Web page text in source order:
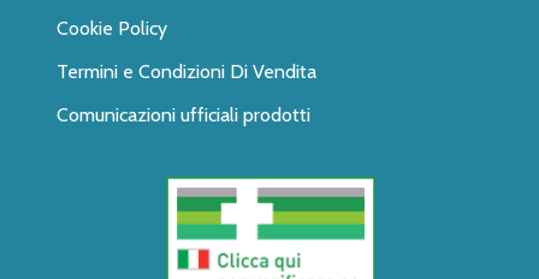
Cookie Policy
Termini e Condizioni Di Vendita
Comunicazioni ufficiali prodotti